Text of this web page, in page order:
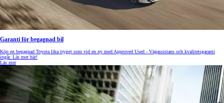
Garanti för begagnad bil
Köp en begagnad Toyota lika tryggt som vid en ny med Approved Used - Vägassistans och kvalitetsgaranti
ingår. Läs mer här!
Läs mer